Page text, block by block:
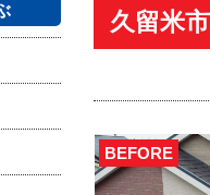
久留米
BEFORE